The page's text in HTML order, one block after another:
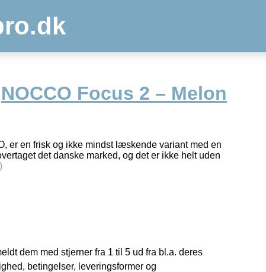
NOCCO Focus 2 – Melon
er en frisk og ikke mindst læskende variant med en
det danske marked, og det er ikke helt uden
dem med stjerner fra 1 til 5 ud fra bl.a. deres
betingelser, leveringsformer og